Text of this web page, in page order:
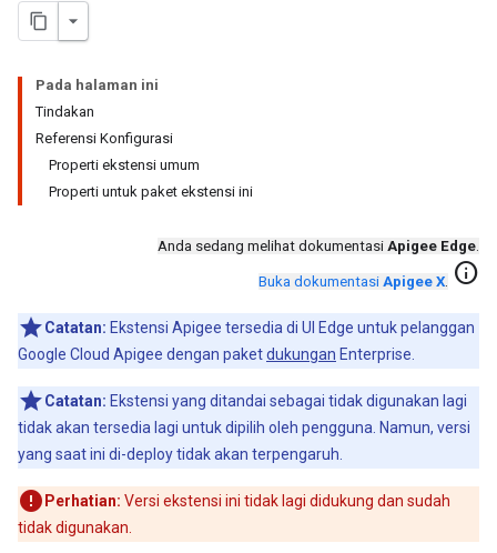
Pada halaman ini
Tindakan
Referensi Konfigurasi
Properti ekstensi umum
Properti untuk paket ekstensi ini
Anda sedang melihat dokumentasi Apigee Edge.
Buka dokumentasi Apigee X. info
Catatan: Ekstensi Apigee tersedia di UI Edge untuk pelanggan
Google Cloud Apigee dengan paketdukungan Enterprise.
Catatan: Ekstensi yang ditandai sebagai tidak digunakan lagi
tidak akan tersedia lagi untuk dipilih oleh pengguna. Namun, versi
yang saat ini di-deploy tidak akan terpengaruh.
Perhatian: Versi ekstensi ini tidak lagi didukung dan sudah
tidak digunakan.